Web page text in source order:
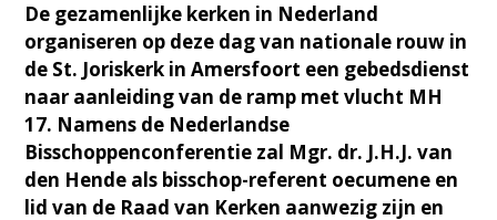
De gezamenlijke kerken in Nederland
organiseren op deze dag van nationale rouw in
de St. Joriskerk in Amersfoort een gebedsdienst
naar aanleiding van de ramp met vlucht MH
17. Namens de Nederlandse
Bisschoppenconferentie zal Mgr. dr. J.H.J. van
den Hende als bisschop-referent oecumene en
lid van de Raad van Kerken aanwezig zijn en